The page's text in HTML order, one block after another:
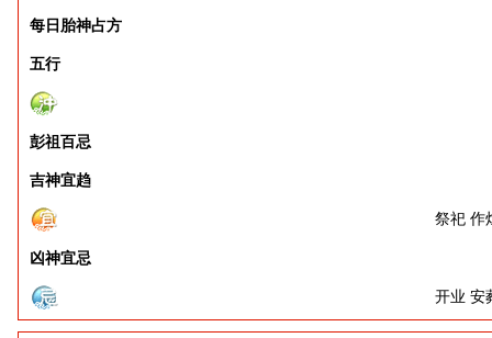
每日胎神占方
五行
彭祖百忌
吉神宜趋
祭祀 作
凶神宜忌
开业 安